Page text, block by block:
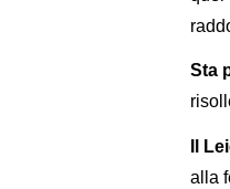
Sta
Il
alla